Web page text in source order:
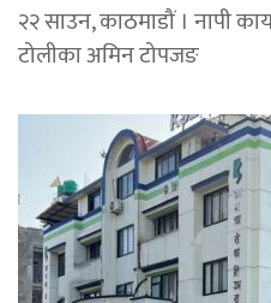
२२ साउन, काठमाडौं । नापी
टोलीका अमिन टोपजङ